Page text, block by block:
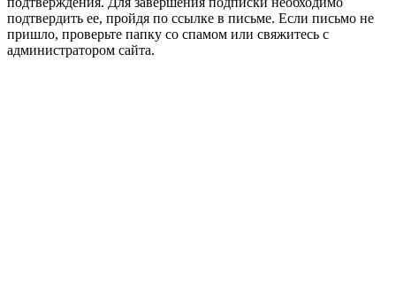
подтвердить ее, пройдя по ссылке в письме. Если письмо не
пришло, проверьте папку со спамом или свяжитесь с
администратором сайта.